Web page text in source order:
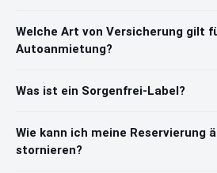
Welche Art von Versicherung gilt
Autoanmietung?
Was ist ein Sorgenfrei-Label?
Wie kann ich meine Reservierung
stornieren?